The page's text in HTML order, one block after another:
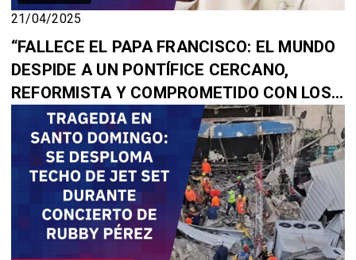
21/04/2025
“FALLECE EL PAPA FRANCISCO: EL MUNDO
DESPIDE A UN PONTÍFICE CERCANO,
REFORMISTA Y COMPROMETIDO CON LOS
MÁS VULNERABLES”